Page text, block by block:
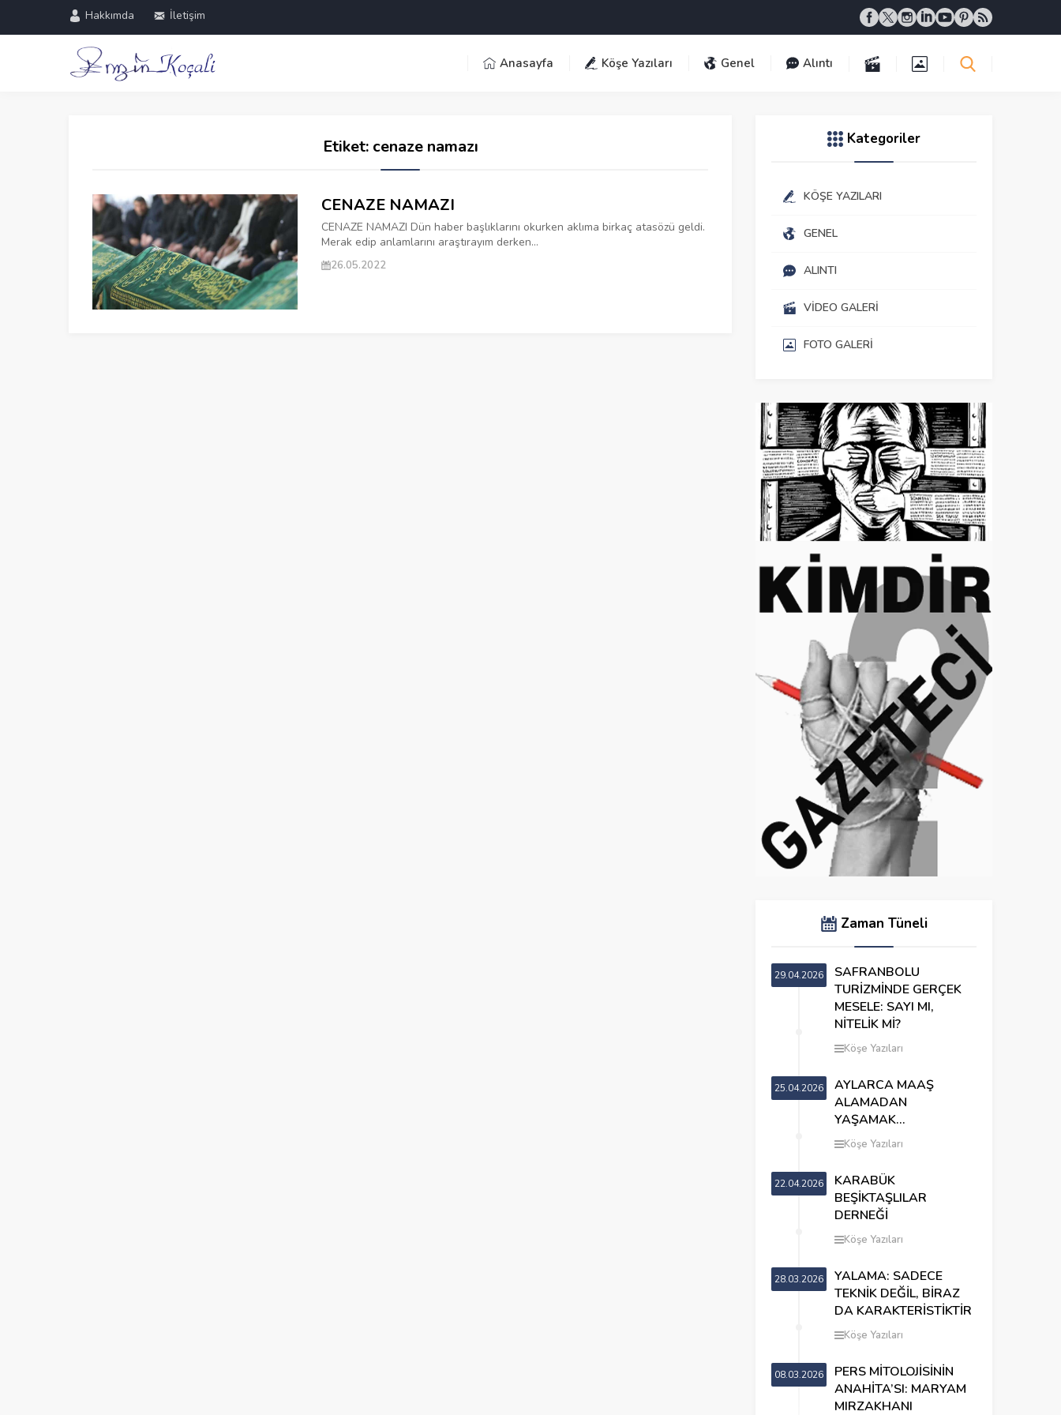
Hakkımda İletişim
Anasayfa Köşe Yazıları Genel Alıntı
Etiket: cenaze namazı
CENAZE NAMAZI
CENAZE NAMAZI Dün haber başlıklarını okurken aklıma birkaç atasözü geldi.
Merak edip anlamlarını araştırayım derken...
26.05.2022
Kategoriler
KÖŞE YAZILARI
GENEL
ALINTI
VIDEO GALERI
FOTO GALERI
Zaman Tüneli
29.04.2026
SAFRANBOLU
TURİZMİNDE GERÇEK
MESELE: SAYI MI,
NİTELİK Mİ?
Köşe Yazıları
25.04.2026
AYLARCA MAAŞ
ALAMADAN
YAŞAMAK…
Köşe Yazıları
22.04.2026
KARABÜK
BEŞİKTAŞLILAR
DERNEĞİ
Köşe Yazıları
28.03.2026
YALAMA: SADECE
TEKNİK DEĞİL, BİRAZ
DA KARAKTERİSTİKTİR
Köşe Yazıları
08.03.2026
PERS MİTOLOJİSİNİN
ANAHİTA’SI: MARYAM
MIRZAKHANI